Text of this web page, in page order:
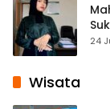
24
Wisata